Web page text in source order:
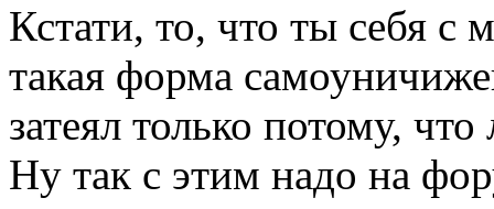
Кстати, то, что ты себя
такая форма
затеял только потому,
Ну так с этим надо на